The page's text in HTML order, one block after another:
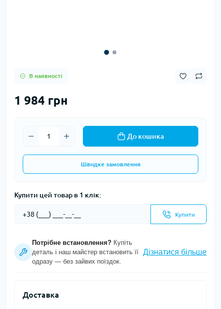
В наявності
1 984 грн
До кошика
Швидке замовлення
Купити цей товар в 1 клік:
Купити
Потрібне встановлення? Купіть
деталь і наш майстер встановить її
одразу — без зайвих поїздок.
Дізнатися більше
Доставка